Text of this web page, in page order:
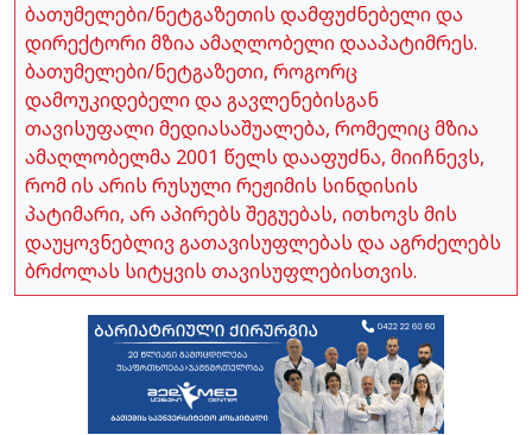
ბათუმელები/ნეტგაზეთის დამფუძნებელი და
დირექტორი მზია ამაღლობელი დააპატიმრეს.
ბათუმელები/ნეტგაზეთი, როგორც
დამოუკიდებელი და გავლენებისგან
თავისუფალი მედიასაშუალება, რომელიც მზია
ამაღლობელმა 2001 წელს დააფუძნა, მიიჩნევს,
რომ ის არის რუსული რეჟიმის სინდისის
პატიმარი, არ აპირებს შეგუებას, ითხოვს მის
დაუყოვნებლივ გათავისუფლებას და აგრძელებს
ბრძოლას სიტყვის თავისუფლებისთვის.